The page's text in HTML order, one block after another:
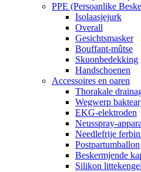
PPE (Persoanlike
Isolaasjejurk
Overall
Gesichtsmasker
Bouffant-mûtse
Skuonbedekking
Handschoenen
Accessoires en oaren
Thorakale
Wegwerp
EKG-elektroden
Neusspray-
Needlefrije
Postpartumballon
Beskermjende
Silikon littekengel